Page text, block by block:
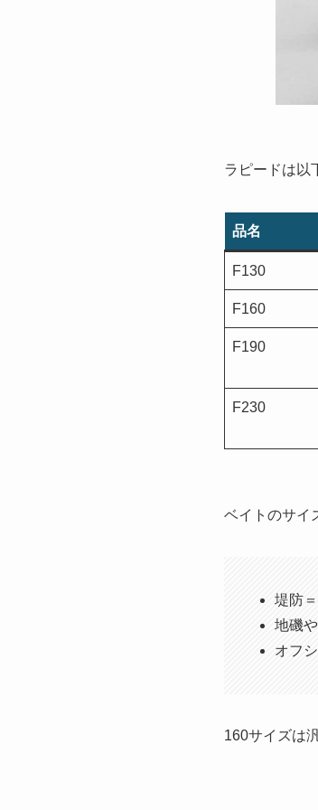
ラピードは以
品名
F130
F160
F190
F230
ベイトのサイ
堤防
地磯
オフ
160サイズは